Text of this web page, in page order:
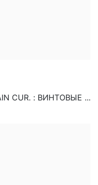
CUR. : ВИНТОВЫЕ ...